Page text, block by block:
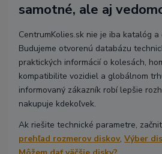
samotné, ale aj
CentrumKolies.sk nie je iba katalóg a
Budujeme otvorenú databázu
praktických informácií o kolesách,
kompatibilite vozidiel a globálnom
informovaný zákazník robí lepšie
nakupuje kdekoľvek.
Ak riešite technické parametre,
prehľad rozmerov diskov,Výber